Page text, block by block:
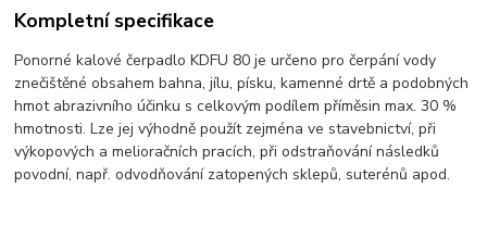
Kompletní specifikace
Ponorné kalové čerpadlo KDFU 80 je určeno pro čerpání vody
znečištěné obsahem bahna, jílu, písku, kamenné drtě a podobných
hmot abrazivního účinku s celkovým podílem příměsin max. 30 %
hmotnosti. Lze jej výhodně použít zejména ve stavebnictví, při
výkopových a melioračních pracích, při odstraňování následků
povodní, např. odvodňování zatopených sklepů, suterénů apod.